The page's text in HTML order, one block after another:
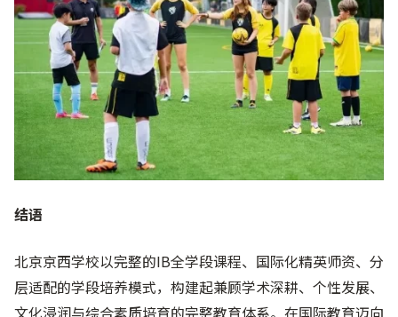
结语
北京京西学校以完整的IB全学段课程、国际化精英师资、分
层适配的学段培养模式，构建起兼顾学术深耕、个性发展、
文化浸润与综合素质培育的完整教育体系。在国际教育迈向